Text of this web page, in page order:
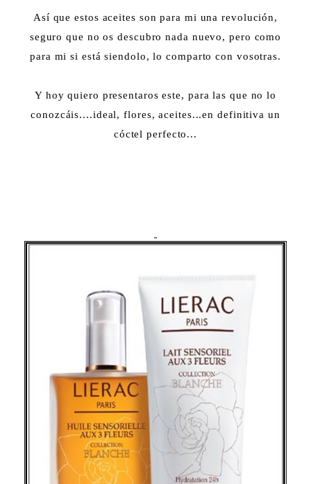
Así que estos aceites son para mi una revolución,
seguro que no os descubro nada nuevo, pero como
para mi si está siendolo, lo comparto con vosotras.
Y hoy quiero presentaros este, para las que no lo
conozcáis....ideal, flores, aceites...en definitiva un
cóctel perfecto...